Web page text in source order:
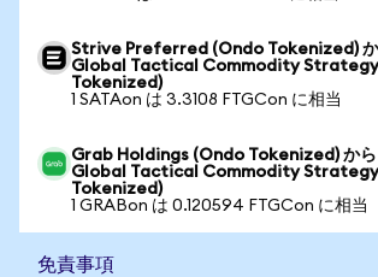
Strive Preferred (Ondo Tokenized)
Global Tactical Commodity Strategy
Tokenized)
1 SATAon は 3.3108 FTGCon に相当
Grab Holdings (Ondo Tokenized) か
Global Tactical Commodity Strategy
Tokenized)
1 GRABon は 0.120594 FTGCon に相当
免責事項